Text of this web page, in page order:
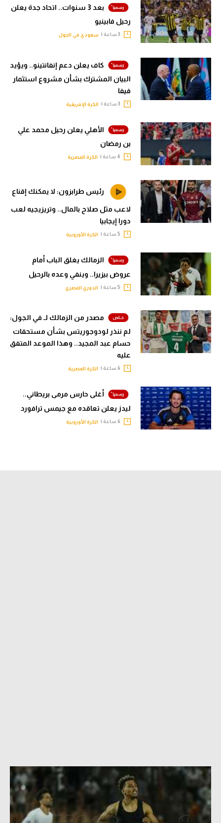
بعد 3 سنوات.. اتحاد جدة يعلن
رحيل فابينيو
سعودي في الجول
كاف يعلن دعم إنفانتينو.. ويؤيد
البيان المشترك بشأن مشروع استثمار
فيفا
الكرة الإفريقية
الأهلي يعلن رحيل محمد علي
بن رمضان
الكرة المصرية
رئيس طرابزون: لا يمكنك إقناع
لاعب مثل صلاح بالمال.. وتريزيجيه لعب
دورا إيجابيا
الكرة الأوروبية
الزمالك يغلق الباب أمام
عروض بيزيرا.. وينفي وعده بالرحيل
الدوري المصري
مصدر من الزمالك لـ في الجول:
لم ننذر لودوجوريتس بشأن مستحقات
حسام عبد المجيد.. وهذا الموعد المتفق
عليه
الكرة المصرية
أغلى حارس مرمى بريطاني..
ليدز يعلن تعاقده مع جيمس ترافورد
الكرة الأوروبية